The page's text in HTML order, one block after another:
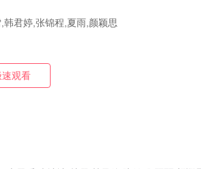
君婷,张锦程,夏雨,颜颖思
速观看